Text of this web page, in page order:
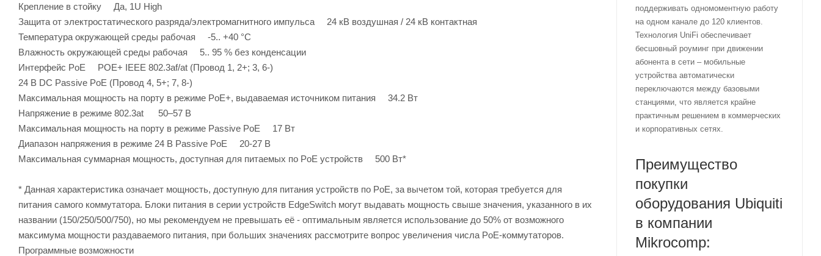
Крепление в стойку Да, 1U High
Защита от электростатического разряда/электромагнитного импульса 24 кВ воздушная / 24 кВ контактная
Температура окружающей среды рабочая -5.. +40 °C
Влажность окружающей среды рабочая 5.. 95 % без конденсации
Интерфейс PoE POE+ IEEE 802.3af/at (Провод 1, 2+; 3, 6-)
24 В DC Passive PoE (Провод 4, 5+; 7, 8-)
Максимальная мощность на порту в режиме PoE+, выдаваемая источником питания 34.2 Вт
Напряжение в режиме 802.3at 50–57 В
Максимальная мощность на порту в режиме Passive PoE 17 Вт
Диапазон напряжения в режиме 24 В Passive PoE 20-27 В
Максимальная суммарная мощность, доступная для питаемых по PoE устройств 500 Вт*
* Данная характеристика означает мощность, доступную для питания устройств по PoE, за вычетом той, которая требуется для
питания самого коммутатора. Блоки питания в серии устройств EdgeSwitch могут выдавать мощность свыше значения, указанного в их
названии (150/250/500/750), но мы рекомендуем не превышать её - оптимальным является использование до 50% от возможного
максимума мощности раздаваемого питания, при больших значениях рассмотрите вопрос увеличения числа PoE-коммутаторов.
Программные возможности
поддерживать одномоментную работу
на одном канале до 120 клиентов.
Технология UniFi обеспечивает
бесшовный роуминг при движении
абонента в сети – мобильные
устройства автоматически
переключаются между базовыми
станциями, что является крайне
практичным решением в коммерческих
и корпоративных сетях.
Преимущество
покупки
оборудования Ubiquiti
в компании
Mikrocomp: